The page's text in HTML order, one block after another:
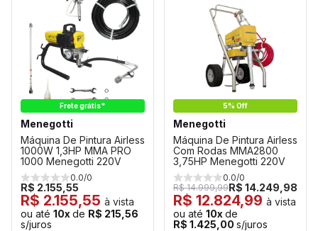
Frete grátis*
Menegotti
Máquina De Pintura Airless
1000W 1,3HP MMA PRO
1000 Menegotti 220V
0.0/0
R$ 2.155,55
R$ 2.155,55 à vista
ou até 10x de R$ 215,56
s/juros
5% Off
Menegotti
Máquina De Pintura Airless
Com Rodas MMA2800
3,75HP Menegotti 220V
0.0/0
R$ 14.999,99R$ 14.249,98
R$ 12.824,99 à vista
ou até 10x de
R$ 1.425,00 s/juros